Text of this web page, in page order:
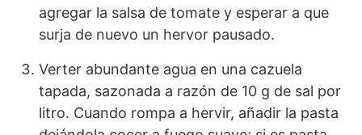
agregar la salsa de tomate y esperar a que
surja de nuevo un hervor pausado.
Verter abundante agua en una cazuela
tapada, sazonada a razón de 10 g de sal por
litro. Cuando rompa a hervir, añadir la pasta